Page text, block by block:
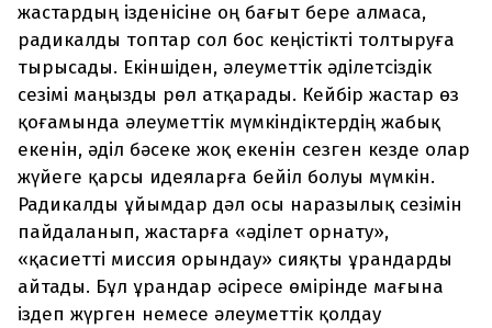
жастардың ізденісіне оң бағыт бере алмаса,
радикалды топтар сол бос кеңістікті толтыруға
тырысады. Екіншіден, әлеуметтік әділетсіздік
сезімі маңызды рөл атқарады. Кейбір жастар өз
қоғамында әлеуметтік мүмкіндіктердің жабық
екенін, әділ бәсеке жоқ екенін сезген кезде олар
жүйеге қарсы идеяларға бейіл болуы мүмкін.
Радикалды ұйымдар дәл осы наразылық сезімін
пайдаланып, жастарға «әділет орнату»,
«қасиетті миссия орындау» сияқты ұрандарды
айтады. Бұл ұрандар әсіресе өмірінде мағына
іздеп жүрген немесе әлеуметтік қолдау